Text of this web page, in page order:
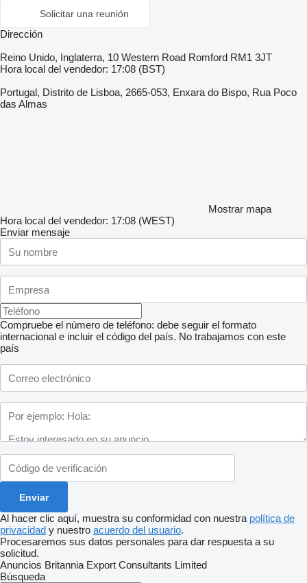
Solicitar una reunión
Dirección
Reino Unido, Inglaterra, 10 Western Road Romford RM1 3JT
Hora local del vendedor: 17:08 (BST)
Portugal, Distrito de Lisboa, 2665-053, Enxara do Bispo, Rua Poco
das Almas
Mostrar mapa
Hora local del vendedor: 17:08 (WEST)
Enviar mensaje
Compruebe el número de teléfono: debe seguir el formato
internacional e incluir el código del país. No trabajamos con este
país
Al hacer clic aquí, muestra su conformidad con nuestra política de
privacidad y nuestro acuerdo del usuario.
Procesaremos sus datos personales para dar respuesta a su
solicitud.
Anuncios Britannia Export Consultants Limited
Búsqueda